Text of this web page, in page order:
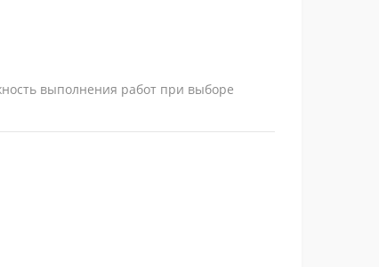
выполнения работ при выборе